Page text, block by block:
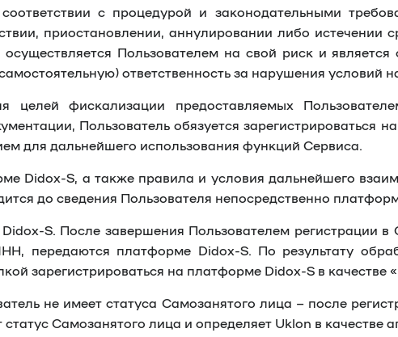
с процедурой и законодательными
приостановлении, аннулировании либо истечении
Пользователем на свой риск и
ответственность за нарушения условий
целей фискализации предоставляемых
Пользователь обязуется зарегистрироваться
для дальнейшего использования функций Сервиса.
Didox-S, а также правила и условия дальнейшего
до сведения Пользователя непосредственно
S. После завершения Пользователем регистрации
передаются платформе Didox-S. По результату
зарегистрироваться на платформе Didox-S в качестве
не имеет статуса Самозанятого лица – после
Самозанятого лица и определяет Uklon в качестве